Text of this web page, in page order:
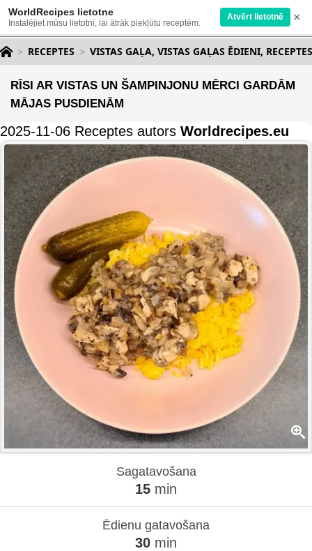
WorldRecipes lietotne
Instalējiet mūsu lietotni, lai ātrāk piekļūtu receptēm.
Atvērt lietotnē ×
RECEPTES VISTAS GAĻA, VISTAS GAĻAS ĒDIENI, RECEPTES
RĪSI AR VISTAS UN ŠAMPINJONU MĒRCI GARDĀM
MĀJAS PUSDIENĀM
2025-11-06 Receptes autors Worldrecipes.eu
Sagatavošana
15 min
Ēdienu gatavošana
30 min